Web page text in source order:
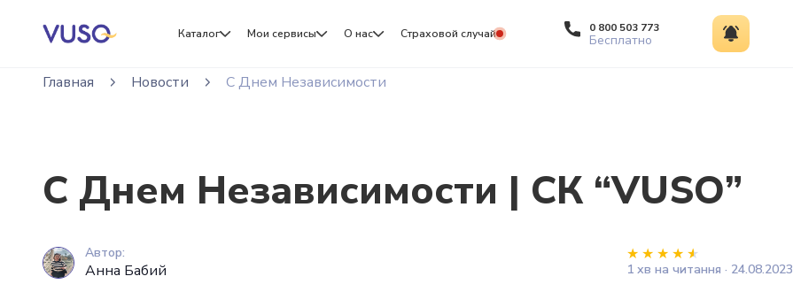
Каталог Мои сервисы О нас Страховой случай 0 800 503 773
Бесплатно
Главная Новости С Днем Независимости
С Днем Независимости | СК “VUSO”
Автор:
Анна Бабий 1 хв на читання · 24.08.2023